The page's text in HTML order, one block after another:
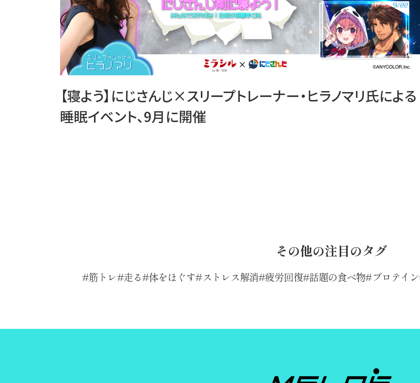
【寝よう】にじさんじ×スリープトレーナー・ヒラノマリ氏による
睡眠イベント、9月に開催
その他の注目のタグ
筋トレ 走る 体をほぐす ストレス解消 疲労回復 話題の食べ物 プロテイン